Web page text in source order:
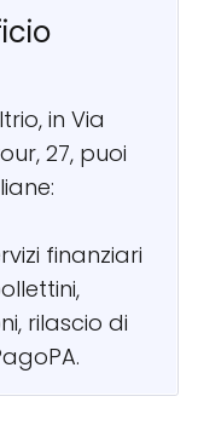
in Via
27, puoi
finanziari
rilascio di